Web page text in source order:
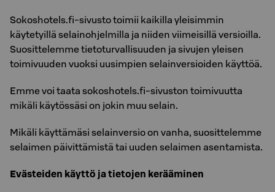
Sokoshotels.fi-sivusto toimii kaikilla yleisimmin
käytetyillä selainohjelmilla ja niiden viimeisillä versioilla.
Suosittelemme tietoturvallisuuden ja sivujen yleisen
toimivuuden vuoksi uusimpien selainversioiden käyttöä.
Emme voi taata sokoshotels.fi-sivuston toimivuutta
mikäli käytössäsi on jokin muu selain.
Mikäli käyttämäsi selainversio on vanha, suosittelemme
selaimen päivittämistä tai uuden selaimen asentamista.
Evästeiden käyttö ja tietojen kerääminen